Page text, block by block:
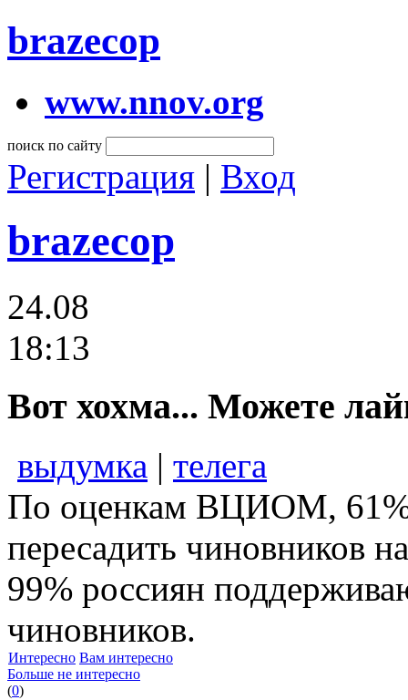
brazecop
www.nnov.org
поиск по сайту
Регистрация | Вход
brazecop
24.08
18:13
Вот хохма... Можете
выдумка | телега
По оценкам ВЦИОМ, 61%
пересадить чиновников
99% россиян
чиновников.
Интересно Вам интересно
Больше не интересно
(0)